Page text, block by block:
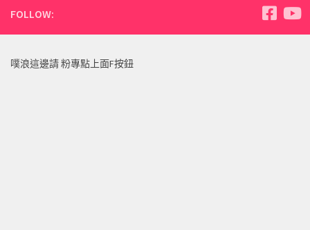
FOLLOW:
噗浪這邊請 粉專點上面F按鈕